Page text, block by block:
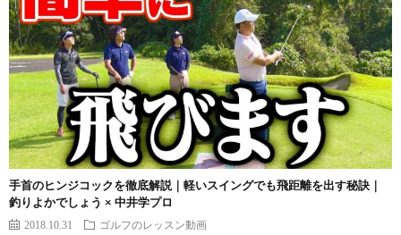
手首のヒンジコックを徹底解説｜軽いスイングでも飛距離を出す秘訣｜
釣りよかでしょう × 中井学プロ
2018.10.31 ゴルフのレッスン動画